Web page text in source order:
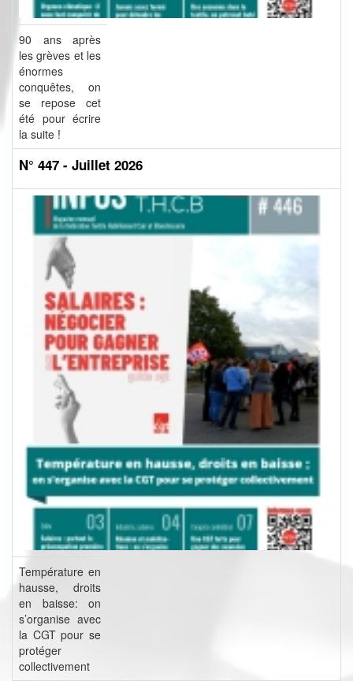
90 ans après
les grèves et les
énormes
conquêtes, on
se repose cet
été pour écrire
la suite !
N° 447 - Juillet 2026
Température en
hausse, droits
en baisse: on
s’organise avec
la CGT pour se
protéger
collectivement